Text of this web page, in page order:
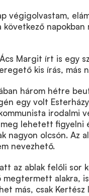
végigolvastam,
következő
Margit írt is egy
kis írás, más
három hétre
egy volt
irodalmi
lehetett figyelni
nagyon olcsón. Az
nevezhető.
az ablak felőli sor
alakra,
más, csak